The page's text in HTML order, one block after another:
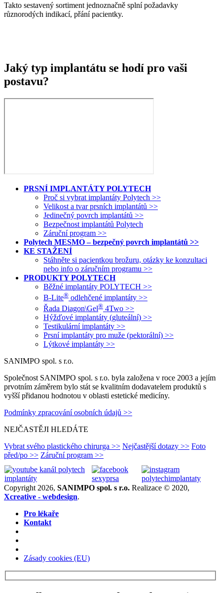
Takto sestavený sortiment jednoznačně splní požadavky
různorodých indikací, přání pacientky.
Jaký typ implantátu se hodí pro vaši
postavu?
PRSNÍ IMPLANTÁTY POLYTECH
Proč si vybrat implantáty Polytech >>
Velikost a tvar prsních implantátů >>
Jedinečný povrch implantátů >>
Bezpečnost implantátů Polytech
Záruční program >>
Polytech MESMO – bezpečný povrch implantátů >>
KE STAŽENÍ
Stáhněte si pacientkou brožuru, otázky ke konzultaci
nebo info o záručním programu >>
PRODUKTY POLYTECH
Běžné implantáty POLYTECH >>
B-Lite® odlehčené implantáty >>
Řada Diagon\Gel® 4Two >>
Hýžďové implantáty (gluteální) >>
Testikulární implantáty >>
Prsní implantáty pro muže (pektorální) >>
Lýtkové implantáty >>
SANIMPO spol. s r.o.
Společnost SANIMPO spol. s r.o. byla založena v roce 2003 a jejím
prvotním záměrem bylo stát se kvalitním dodavatelem produktů s
vyšší přidanou hodnotou v oblasti estetické medicíny.
Podmínky zpracování osobních údajů >>
NEJČASTĚJI HLEDÁTE
Vybrat svého plastického chirurga >> Nejčastější dotazy >> Foto
před/po >> Záruční program >>
Copyright 2026, SANIMPO spol. s r.o. Realizace © 2020,
Xcreative - webdesign.
Pro lékaře
Kontakt
Zásady cookies (EU)